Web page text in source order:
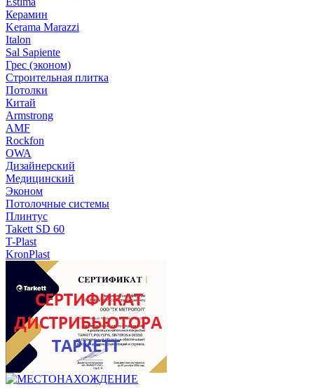
Керамин
Kerama Marazzi
Italon
Sal Sapiente
Грес (эконом)
Строительная плитка
Потолки
Китай
Armstrong
AMF
Rockfon
OWA
Дизайнерский
Медицинский
Эконом
Потолочные системы
Плинтус
Takett SD 60
T-Plast
KronPlast